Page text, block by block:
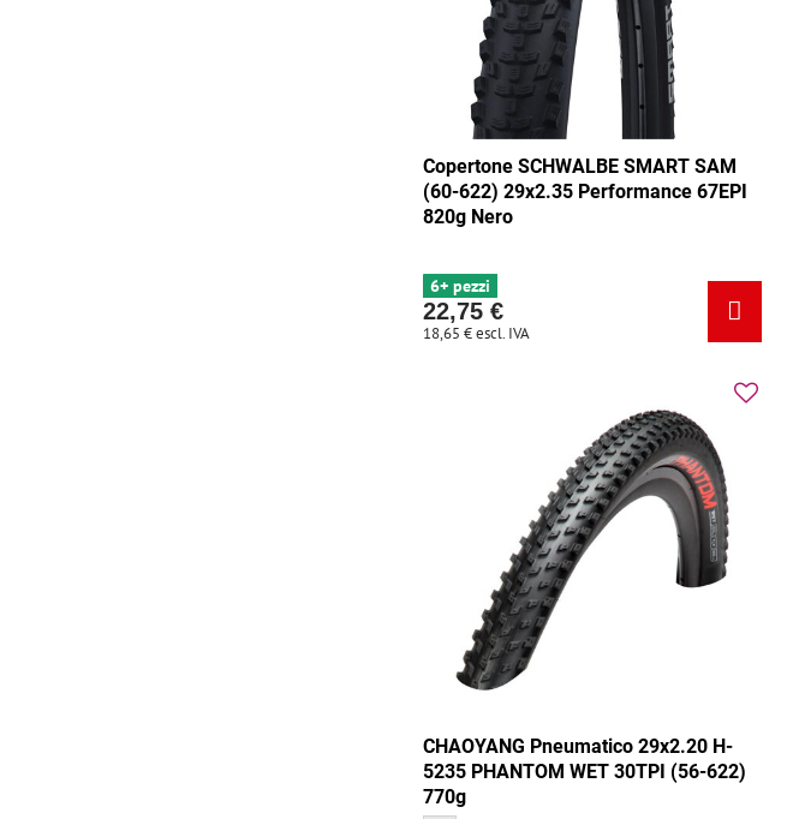
Copertone SCHWALBE SMART SAM
(60-622) 29x2.35 Performance 67EPI
820g Nero
6+ pezzi
22,75 €
18,65 €escl. IVA
CHAOYANG Pneumatico 29x2.20 H-
5235 PHANTOM WET 30TPI (56-622)
770g